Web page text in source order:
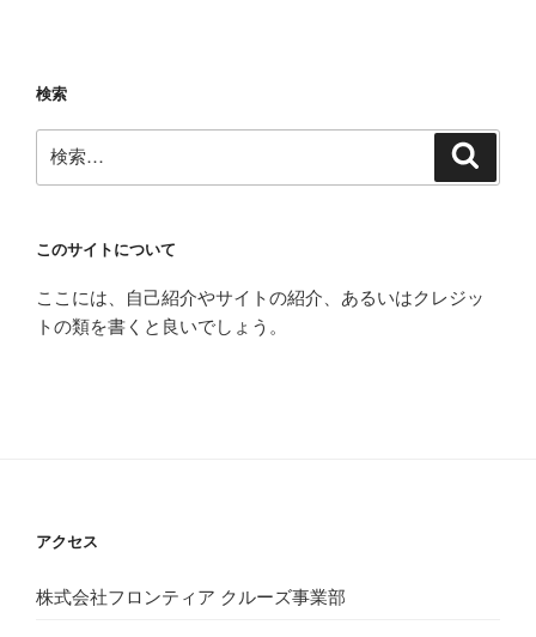
検索
索:
このサイトについて
ここには、自己紹介やサイトの紹介、あるいはクレジッ
トの類を書くと良いでしょう。
アクセス
株式会社フロンティア クルーズ事業部